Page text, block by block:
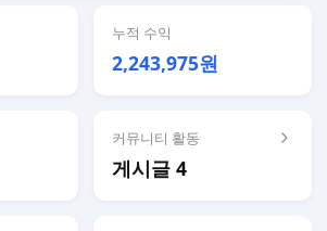
누적 수익
2,243,975원
커뮤니티 활동
게시글 4